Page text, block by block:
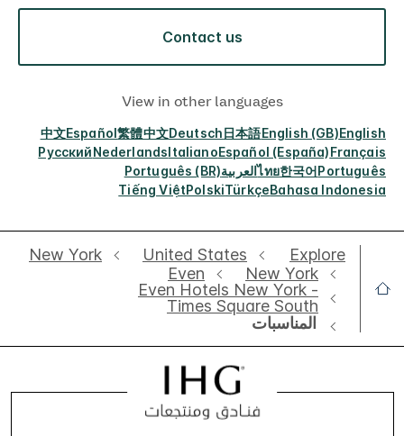
Contact us
View in other languages
English
English (GB)
日本語
Deutsch
繁體中文
Español
中文
Français
Español (España)
Italiano
Nederlands
Русский
Português
한국어
ไทยالعربيةPortuguês (BR)
Bahasa Indonesia
Türkçe
Polski
Tiếng Việt
Explore
United States
New York
New York
Even
Even Hotels New York -
Times Square South
المناسبات